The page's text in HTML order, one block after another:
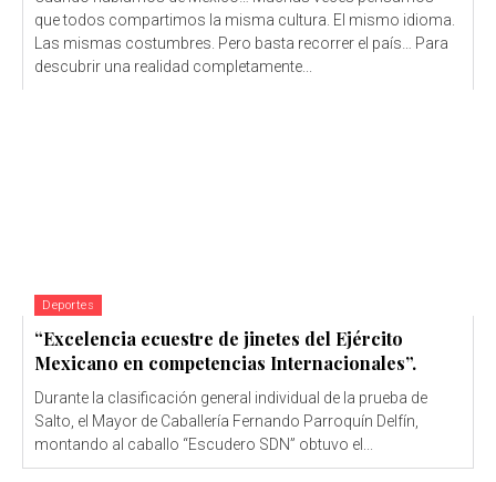
que todos compartimos la misma cultura. El mismo idioma.
Las mismas costumbres. Pero basta recorrer el país… Para
descubrir una realidad completamente...
Deportes
“Excelencia ecuestre de jinetes del Ejército
Mexicano en competencias Internacionales”.
Durante la clasificación general individual de la prueba de
Salto, el Mayor de Caballería Fernando Parroquín Delfín,
montando al caballo “Escudero SDN” obtuvo el...